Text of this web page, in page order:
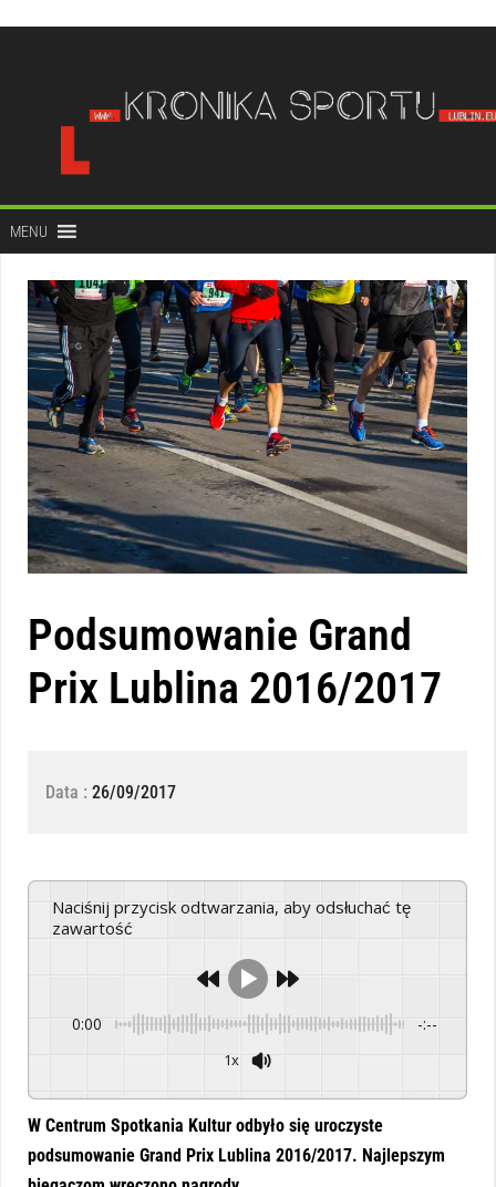
treści
MENU
Podsumowanie Grand
Prix Lublina 2016/2017
Data : 26/09/2017
Naciśnij przycisk odtwarzania, aby odsłuchać tę
zawartość
0:00 -:--
1x
W Centrum Spotkania Kultur odbyło się uroczyste
podsumowanie Grand Prix Lublina 2016/2017. Najlepszym